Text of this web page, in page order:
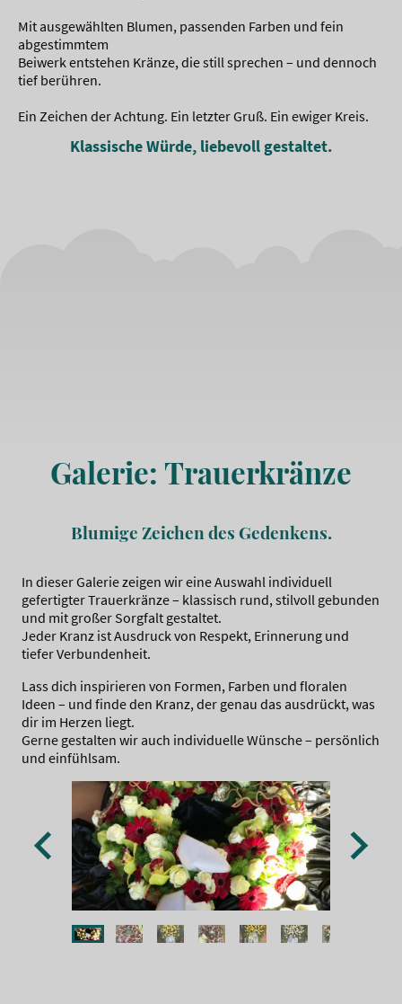
Mit ausgewählten Blumen, passenden Farben und fein
abgestimmtem
Beiwerk entstehen Kränze, die still sprechen – und dennoch
tief berühren.
Ein Zeichen der Achtung. Ein letzter Gruß. Ein ewiger Kreis.
Klassische Würde, liebevoll gestaltet.
Galerie: Trauerkränze
Blumige Zeichen des Gedenkens.
In dieser Galerie zeigen wir eine Auswahl individuell
gefertigter Trauerkränze – klassisch rund, stilvoll gebunden
und mit großer Sorgfalt gestaltet.
Jeder Kranz ist Ausdruck von Respekt, Erinnerung und
tiefer Verbundenheit.
Lass dich inspirieren von Formen, Farben und floralen
Ideen – und finde den Kranz, der genau das ausdrückt, was
dir im Herzen liegt.
Gerne gestalten wir auch individuelle Wünsche – persönlich
und einfühlsam.